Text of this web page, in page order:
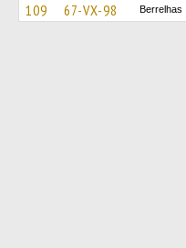
109 67-VX-98 Berrelhas